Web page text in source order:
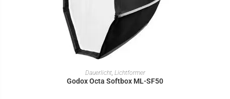
IN DEN WARENKORB
Dauerlicht, Lichtformer
Godox Octa Softbox ML-SF50